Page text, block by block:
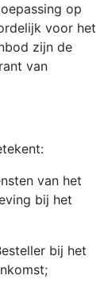
op
voor het
zijn de
van
van het
bij het
bij het